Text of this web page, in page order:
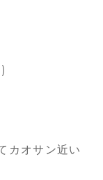
カオサン近い